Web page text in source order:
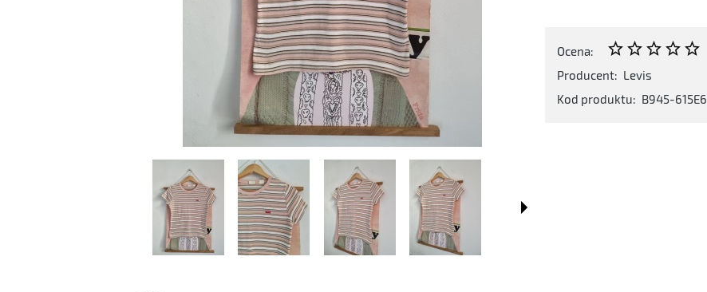
Ocena:
Producent: Levis
Kod produktu: B945-615E6